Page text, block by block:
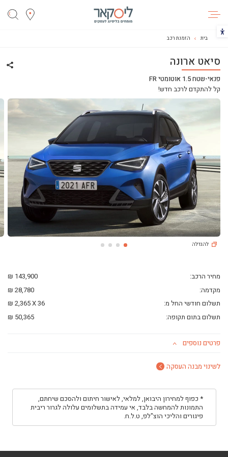
הכפתור משנה את צבעי הקונטרסט
ליסינג
ליסינג מימוני
ליסינג תפעולי
ליסינג פרטי
השכרת רכב
בית הזמנת רכב
סיאט ארונה
פנאי-שטח 1.5 אוטומטי FR
קל להתקדם לרכב חדש!
להגדלה
מחיר הרכב:
143,900 ₪
מקדמה:
28,780 ₪
תשלום חודשי החל מ:
36
2,365 ₪
תשלום בתום תקופה:
50,365 ₪
פרטים נוספים
לשינוי מבנה העסקה
* כפוף למחירון היבואן, למלאי, לאישור חיתום ולהסכם שיחתם,
התמונות להמחשה בלבד, אי עמידה בתשלומים עלולה לגרור ריבית
פיגורים והליכי הוצ"לפ, ט.ל.ח.